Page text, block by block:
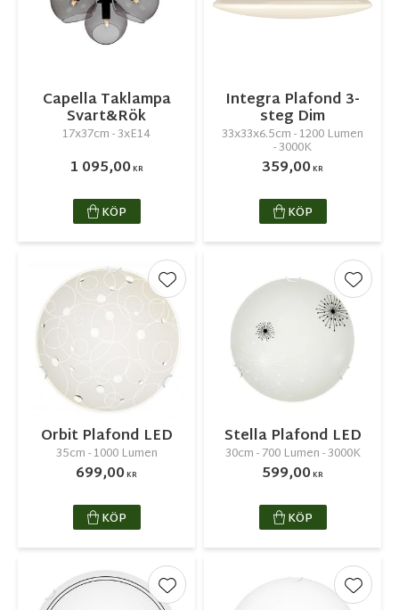
Capella Taklampa
Svart&Rök
17x37cm - 3xE14
1 095,00KR
KÖP
Integra Plafond 3-
steg Dim
33x33x6.5cm - 1200 Lumen
- 3000K
359,00KR
KÖP
Orbit Plafond LED
35cm - 1000 Lumen
699,00KR
Lägg till i favoriter
KÖP
Stella Plafond LED
30cm - 700 Lumen - 3000K
599,00KR
Lägg
KÖP
Lägg till i favoriter Lägg